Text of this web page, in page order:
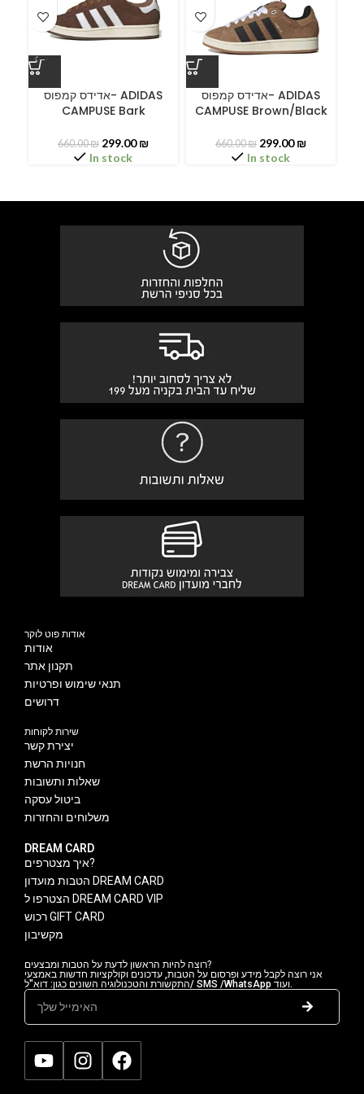
אדידס קמפוס- ADIDAS
CAMPUSE Bark
660.00₪ 299.00₪
In stock
אדידס קמפוס- ADIDAS
CAMPUSE Brown/Black
660.00₪ 299.00₪
In stock
אודות פוט לוקר
אודות
תקנון אתר
תנאי שימוש ופרטיות
דרושים
שירות לקוחות
יצירת קשר
חנויות הרשת
שאלות ותשובות
ביטול עסקה
משלוחים והחזרות
DREAM CARD
איך מצטרפים?
הטבות מועדון DREAM CARD
הצטרפו ל DREAM CARD VIP
רכוש GIFT CARD
מקשיבון
רוצה להיות הראשון לדעת על הטבות ומבצעים?
אני רוצה לקבל מידע ופרסום על הטבות, עדכונים וקולקציות חדשות באמצעי
התקשורת והטכנולוגיה השונים כגון: דוא"ל/ SMS /WhatsApp ועוד.